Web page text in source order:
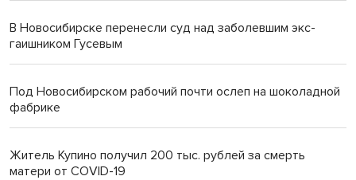
В Новосибирске перенесли суд над заболевшим экс-
гаишником Гусевым
Под Новосибирском рабочий почти ослеп на шоколадной
фабрике
Житель Купино получил 200 тыс. рублей за смерть
матери от COVID-19